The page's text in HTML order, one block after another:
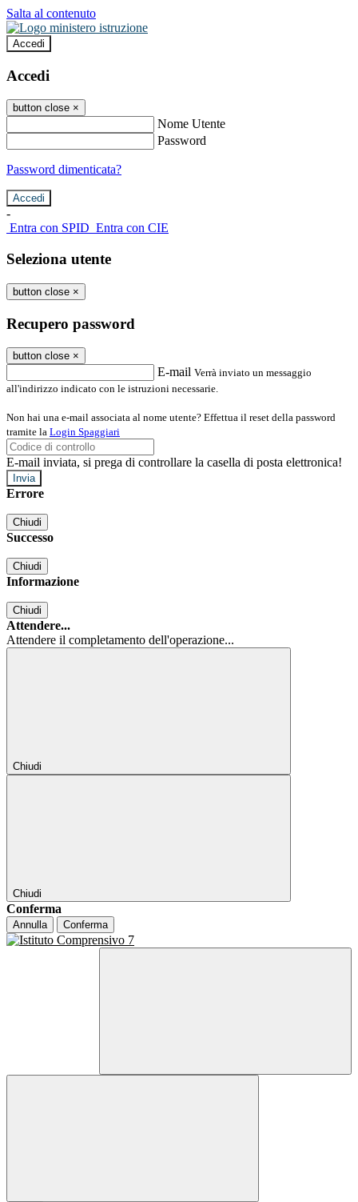
Salta al contenuto
Accedi
Accedi
button close ×
Nome Utente
Password
Password dimenticata?
-
Entra con SPID Entra con CIE
Seleziona utente
button close ×
Recupero password
button close ×
E-mail Verrà inviato un messaggio
all'indirizzo indicato con le istruzioni necessarie.
Non hai una e-mail associata al nome utente? Effettua il reset della password
tramite la Login Spaggiari
E-mail inviata, si prega di controllare la casella di posta elettronica!
Errore
Chiudi
Successo
Chiudi
Informazione
Chiudi
Attendere...
Attendere il completamento dell'operazione...
Chiudi
Chiudi
Conferma
Annulla Conferma